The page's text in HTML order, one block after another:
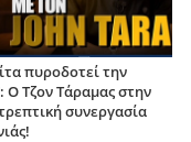
πυροδοτεί την
Ο Τζον Τάραμας στην
συνεργασία